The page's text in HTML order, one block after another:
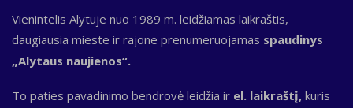
Vienintelis Alytuje nuo 1989 m. leidžiamas laikraštis,
daugiausia mieste ir rajone prenumeruojamas spaudinys
„Alytaus naujienos“.
To paties pavadinimo bendrovė leidžia ir el. laikraštį, kuris